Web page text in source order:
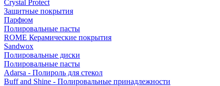
Crystal Protect
Защитные покрытия
Парфюм
Полировальные пасты
ROME Керамические покрытия
Sandwox
Полировальные диски
Полировальные пасты
Adarsa - Полироль для стекол
Buff and Shine - Полировальные принадлежности